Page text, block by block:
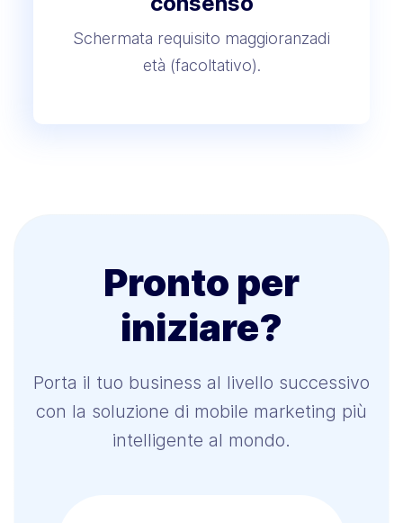
Schermata requisito maggioranzadi
età (facoltativo).
Pronto per
iniziare?
Porta il tuo business al livello successivo
con la soluzione di mobile marketing più
intelligente al mondo.